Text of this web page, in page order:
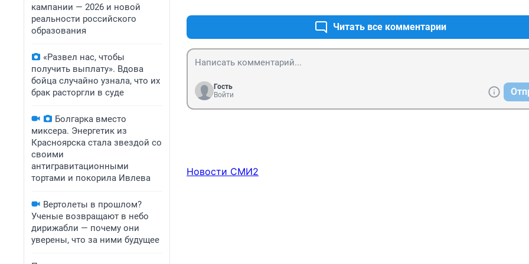
кампании — 2026 и новой
реальности российского
образования
«Развел нас, чтобы
получить выплату». Вдова
бойца случайно узнала, что их
брак расторгли в суде
Болгарка вместо
миксера. Энергетик из
Красноярска стала звездой со
своими
антигравитационными
тортами и покорила Ивлева
Вертолеты в прошлом?
Ученые возвращают в небо
дирижабли — почему они
уверены, что за ними будущее
Читать все комментарии
Гость
Войти
Новости СМИ2